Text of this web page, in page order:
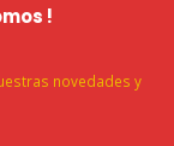
!
novedades y